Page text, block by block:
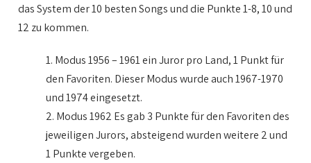
das System der 10 besten Songs und die Punkte 1-8, 10 und
12 zu kommen.
1. Modus 1956 – 1961 ein Juror pro Land, 1 Punkt für
den Favoriten. Dieser Modus wurde auch 1967-1970
und 1974 eingesetzt.
2. Modus 1962 Es gab 3 Punkte für den Favoriten des
jeweiligen Jurors, absteigend wurden weitere 2 und
1 Punkte vergeben.